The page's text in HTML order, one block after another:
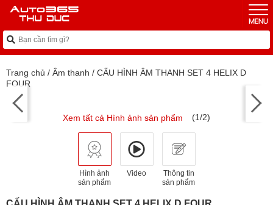
Trang chủ / Âm thanh / CẤU HÌNH ÂM THANH SET 4 HELIX D
FOUR
Xem tất cả Hình ảnh sản phẩm (1/2)
Hình ảnh
sản phẩm
Video
Thông tin
sản phẩm